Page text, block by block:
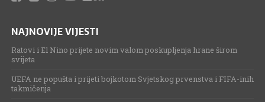
NAJNOVIJE VIJESTI
Ratovi i El Nino prijete novim valom poskupljenja hrane širom
svijeta
UEFA ne popušta i prijeti bojkotom Svjetskog prvenstva i FIFA-inih
takmičenja